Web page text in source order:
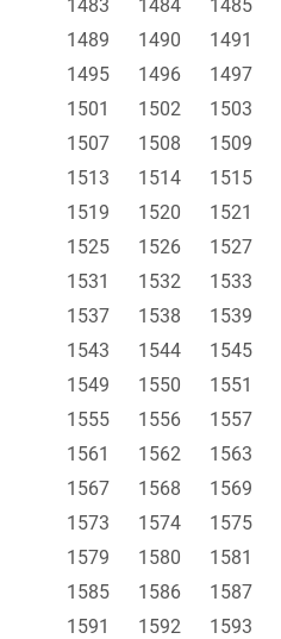
1483
1484 1485
1489
1490 1491
1495
1496 1497
1501
1502 1503
1507
1508 1509
1513
1514 1515
1519
1520 1521
1525
1526 1527
1531
1532 1533
1537
1538 1539
1543
1544 1545
1549
1550 1551
1555
1556 1557
1561
1562 1563
1567
1568 1569
1573
1574 1575
1579
1580 1581
1585
1586 1587
1591
1592 1593